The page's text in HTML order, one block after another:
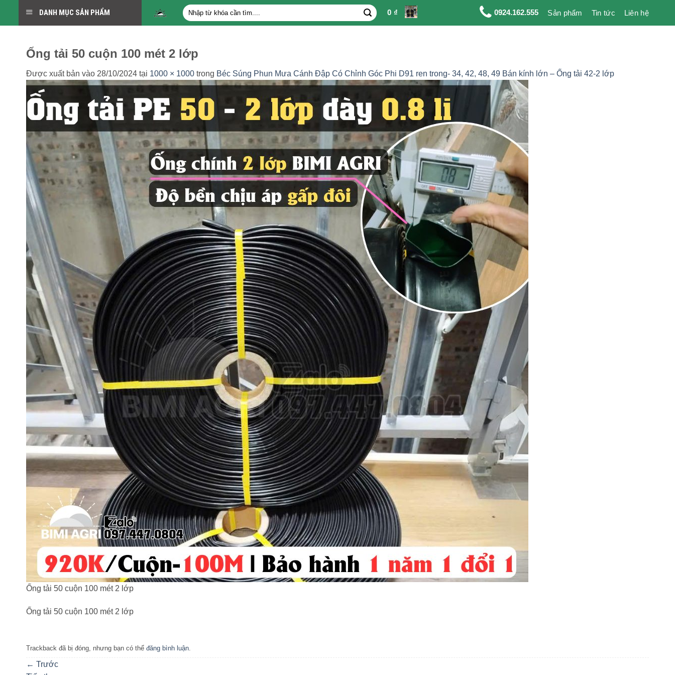
Tìm
kiếm:
0 ₫ 0924.162.555 Sản phẩm Tin tức Liên hệ
DANH MỤC SẢN PHẨM
Ống tải 50 cuộn 100 mét 2 lớp
Được xuất bản vào 28/10/2024 tại 1000 × 1000 trong Béc Súng Phun Mưa Cánh Đập Có Chỉnh Góc Phi D91 ren trong- 34, 42, 48, 49 Bán kính lớn – Ống tải 42-2 lớp
Ống tải 50 cuộn 100 mét 2 lớp
Ống tải 50 cuộn 100 mét 2 lớp
Trackback đã bị đóng, nhưng bạn có thể đăng bình luận
← Trước